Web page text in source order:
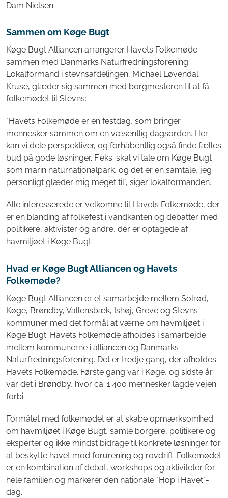
Dam Nielsen.
Sammen om Køge Bugt
Køge Bugt Alliancen arrangerer Havets Folkemøde
sammen med Danmarks Naturfredningsforening.
Lokalformand i stevnsafdelingen, Michael Løvendal
Kruse, glæder sig sammen med borgmesteren til at få
folkemødet til Stevns:
"Havets Folkemøde er en festdag, som bringer
mennesker sammen om en væsentlig dagsorden. Her
kan vi dele perspektiver, og forhåbentlig også finde fælles
bud på gode løsninger. F.eks. skal vi tale om Køge Bugt
som marin naturnationalpark, og det er en samtale, jeg
personligt glæder mig meget til", siger lokalformanden.
Alle interesserede er velkomne til Havets Folkemøde, der
er en blanding af folkefest i vandkanten og debatter med
politikere, aktivister og andre, der er optagede af
havmiljøet i Køge Bugt.
Hvad er Køge Bugt Alliancen og Havets
Folkemøde?
Køge Bugt Alliancen er et samarbejde mellem Solrød,
Køge, Brøndby, Vallensbæk, Ishøj, Greve og Stevns
kommuner med det formål at værne om havmiljøet i
Køge Bugt. Havets Folkemøde afholdes i samarbejde
mellem kommunerne i alliancen og Danmarks
Naturfredningsforening. Det er tredje gang, der afholdes
Havets Folkemøde. Første gang var i Køge, og sidste år
var det i Brøndby, hvor ca. 1.400 mennesker lagde vejen
forbi.
Formålet med folkemødet er at skabe opmærksomhed
om havmiljøet i Køge Bugt, samle borgere, politikere og
eksperter og ikke mindst bidrage til konkrete løsninger for
at beskytte havet mod forurening og rovdrift. Folkemødet
er en kombination af debat, workshops og aktiviteter for
hele familien og markerer den nationale "Hop i Havet"-
dag.